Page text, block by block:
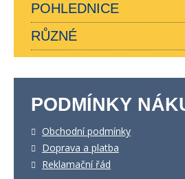
POHLEDNICE
RŮZNÉ
PODMÍNKY
Obchodní podmínky
Doprava a platba
Reklamační řád